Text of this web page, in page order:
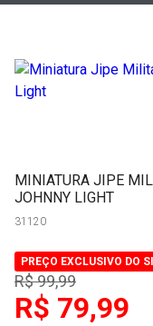
MINIATURA JIPE
JOHNNY LIGHT
31120
PREÇO EXCLUSIVO DO
R$ 99,99
R$ 79,99